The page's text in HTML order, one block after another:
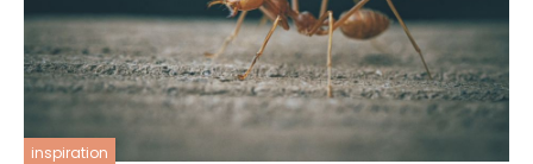
inspiration